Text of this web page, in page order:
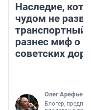
Наследие,
чудом не
транспортный
разнес миф о
советских
Олег Арефьев
Блогер,